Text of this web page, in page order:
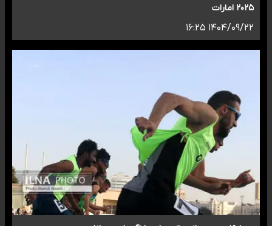
۲۰۲۵ امارات
۱۴۰۴/۰۹/۲۲ ۱۶:۲۵